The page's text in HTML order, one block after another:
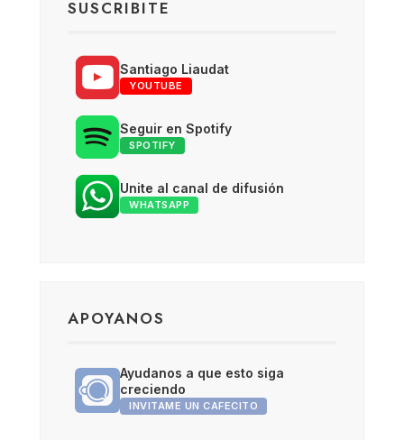
SUSCRIBITE
Santiago Liaudat
YOUTUBE
Seguir en Spotify
SPOTIFY
Unite al canal de difusión
WHATSAPP
APOYANOS
Ayudanos a que esto siga
creciendo
INVITAME UN CAFECITO